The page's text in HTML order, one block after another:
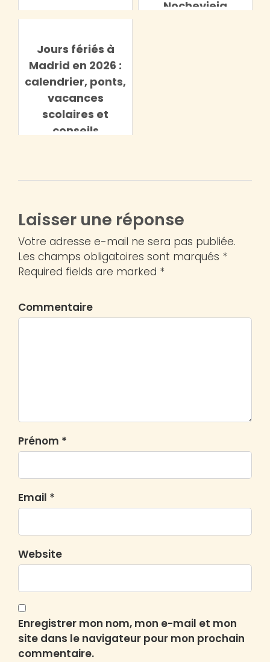
Nochevieja
Jours fériés à
Madrid en 2026 :
calendrier, ponts,
vacances
scolaires et
conseils
Laisser une réponse
Votre adresse e-mail ne sera pas publiée.
Les champs obligatoires sont marqués *
Required fields are marked *
Commentaire
Prénom *
Email *
Website
Enregistrer mon nom, mon e-mail et mon
site dans le navigateur pour mon prochain
commentaire.